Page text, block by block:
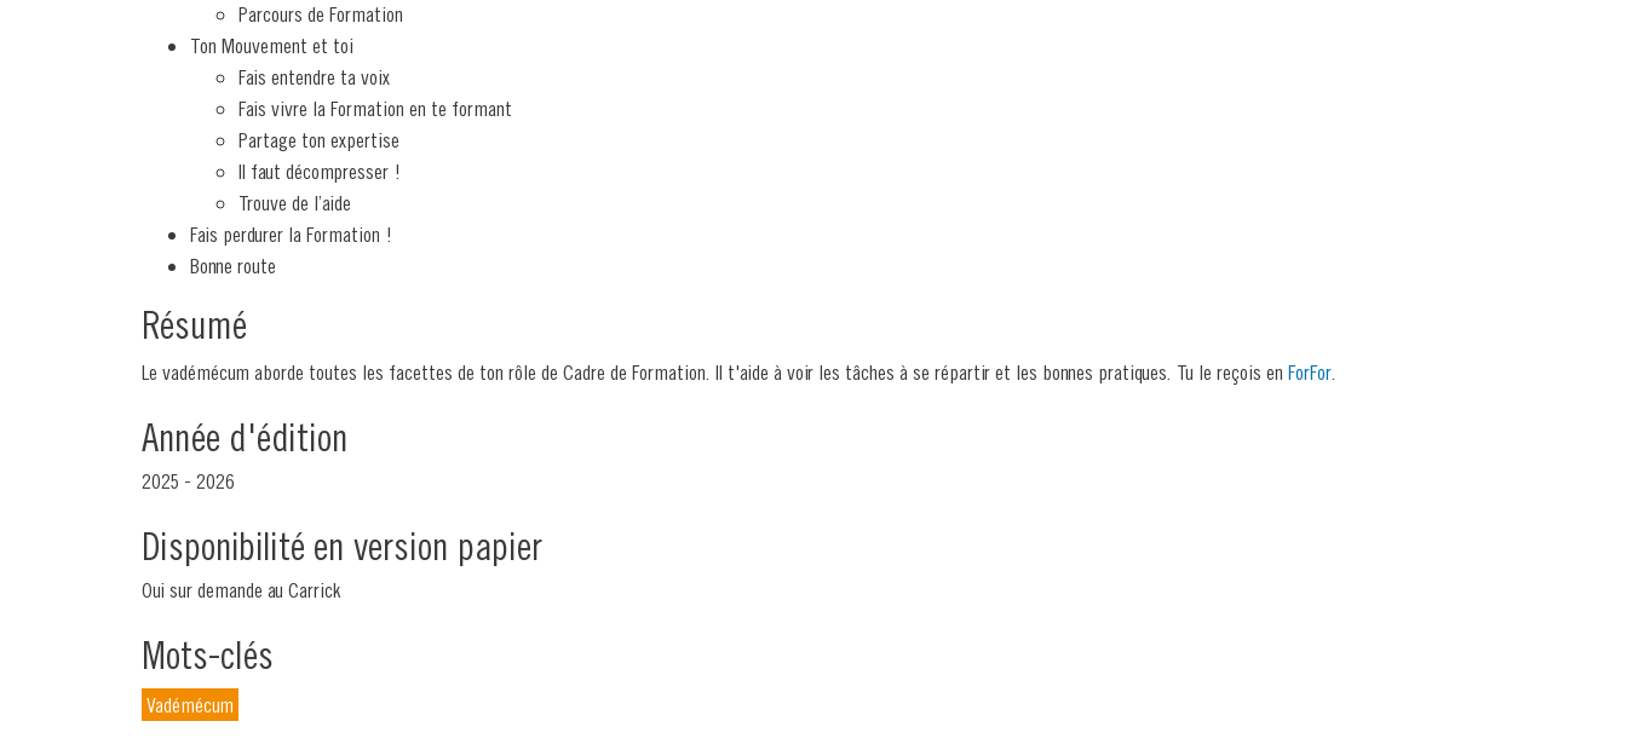
Parcours de Formation
Ton Mouvement et toi
Fais entendre ta voix
Fais vivre la Formation en te formant
Partage ton expertise
Il faut décompresser !
Trouve de l’aide
Fais perdurer la Formation !
Bonne route
Résumé
Le vadémécum aborde toutes les facettes de ton rôle de Cadre de Formation. Il t'aide à voir les tâches à se répartir et les bonnes pratiques. Tu le reçois en ForFor.
Année d'édition
2025 - 2026
Disponibilité en version papier
Oui sur demande au Carrick
Mots-clés
Vadémécum